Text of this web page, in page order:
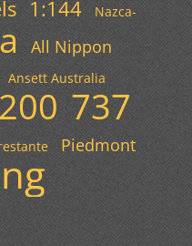
1:144 Nazca-
All Nippon
Ansett Australia
737
Piedmont